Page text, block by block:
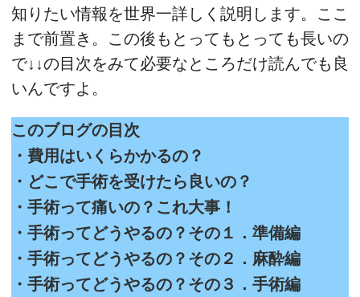
知りたい情報を世界一詳しく説明します。ここ
まで前置き。この後もとってもとっても長いの
で↓↓の目次をみて必要なところだけ読んでも良
いんですよ。
このブログの目次
・費用はいくらかかるの？
・どこで手術を受けたら良いの？
・手術って痛いの？これ大事！
・手術ってどうやるの？その１．準備編
・手術ってどうやるの？その２．麻酔編
・手術ってどうやるの？その３．手術編